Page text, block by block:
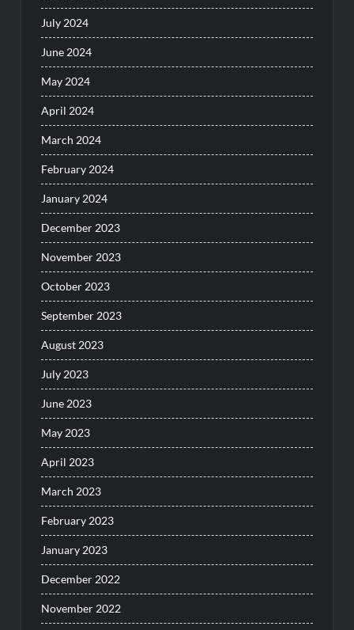
July 2024
June 2024
May 2024
April 2024
March 2024
February 2024
January 2024
December 2023
November 2023
October 2023
September 2023
August 2023
July 2023
June 2023
May 2023
April 2023
March 2023
February 2023
January 2023
December 2022
November 2022